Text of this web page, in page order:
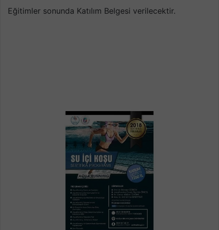
Eğitimler sonunda Katılım Belgesi verilecektir.